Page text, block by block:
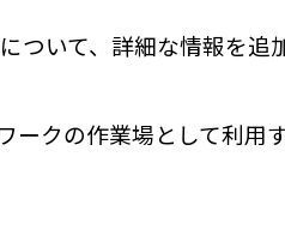
ついて、詳細な情報を追
ークの作業場として利用